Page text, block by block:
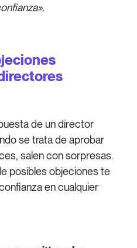
de un director
se trata de aprobar
salen con sorpresas.
posibles objeciones te
en cualquier